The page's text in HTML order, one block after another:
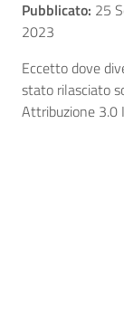
Pubblicato: 25
2023
Eccetto dove
stato rilasciato
Attribuzione 3.0